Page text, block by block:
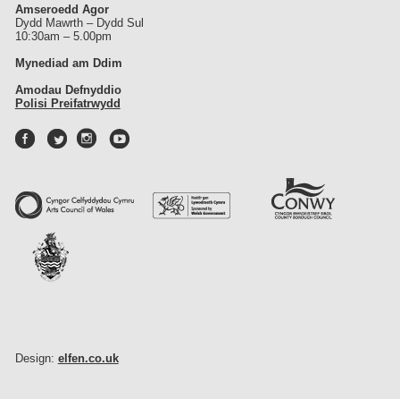
Amseroedd Agor
Dydd Mawrth – Dydd Sul
10:30am – 5.00pm
Mynediad am Ddim
Amodau Defnyddio
Polisi Preifatrwydd
Design: elfen.co.uk